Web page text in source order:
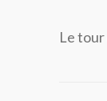
Le